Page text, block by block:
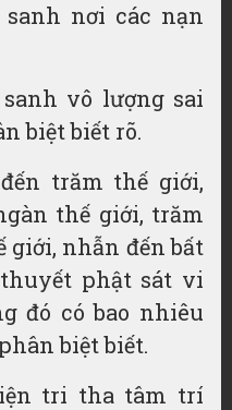
nơi các nạn
vô lượng sai
biệt biết rõ.
trăm thế giới,
thế giới, trăm
giới, nhẫn đến bất
phật sát vi
đó có bao nhiêu
biệt biết.
tri tha tâm trí